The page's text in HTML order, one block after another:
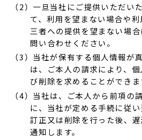
（2）一旦当社にご提供いただい
て、利用を望まない場合や
三者への提供を望まない場
問い合わせください。
（3）当社が保有する個人情報が
は、ご本人の請求により、
び削除を求めることができま
（4）当社は、ご本人から前項の
に、当社が定める手続に従
訂正又は削除を行った後、
通知します。